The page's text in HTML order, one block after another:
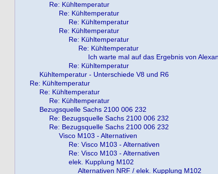
Re: Kühltemperatur
Re: Kühltemperatur
Re: Kühltemperatur
Re: Kühltemperatur
Re: Kühltemperatur
Re: Kühltemperatur
Ich warte mal auf das Ergebnis von
Re: Kühltemperatur
Kühltemperatur - Unterschiede V8 und R6
Re: Kühltemperatur
Re: Kühltemperatur
Re: Kühltemperatur
Bezugsquelle Sachs 2100 006 232
Re: Bezugsquelle Sachs 2100 006 232
Re: Bezugsquelle Sachs 2100 006 232
Visco M103 - Alternativen
Re: Visco M103 - Alternativen
Re: Visco M103 - Alternativen
elek. Kupplung M102
Alternativen NRF / elek. Kupplung M102